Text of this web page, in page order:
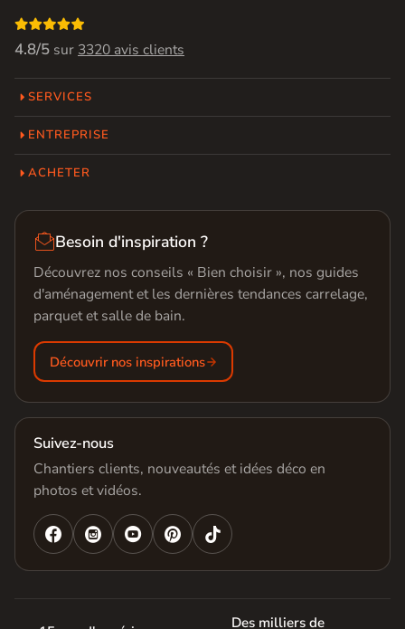

4.8/5 sur 3320 avis clients
SERVICES
ENTREPRISE
ACHETER
Besoin d'inspiration ?
Découvrez nos conseils « Bien choisir », nos guides
d'aménagement et les dernières tendances carrelage,
parquet et salle de bain.
Découvrir nos inspirations
Suivez-nous
Chantiers clients, nouveautés et idées déco en
photos et vidéos.
   
Des milliers de